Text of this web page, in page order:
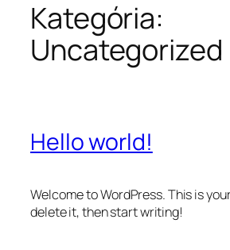
Kategória:
Uncategorized
Hello world!
Welcome to WordPress. This is
delete it, then start writing!